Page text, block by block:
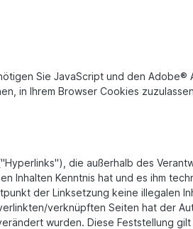
Sie JavaScript und den
in Ihrem Browser Cookies
die außerhalb des
Inhalten Kenntnis hat und es ihm
der Linksetzung keine illegalen
verknüpften Seiten hat der
wurden. Diese Feststellung